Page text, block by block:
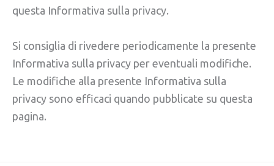
questa Informativa sulla privacy.
Si consiglia di rivedere periodicamente la presente
Informativa sulla privacy per eventuali modifiche.
Le modifiche alla presente Informativa sulla
privacy sono efficaci quando pubblicate su questa
pagina.